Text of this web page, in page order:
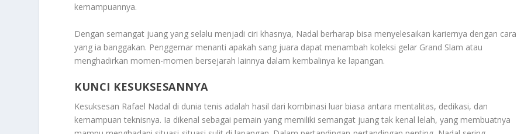
kemampuannya.
Dengan semangat juang yang selalu menjadi ciri khasnya, Nadal berharap bisa menyelesaikan kariernya dengan cara
yang ia banggakan. Penggemar menanti apakah sang juara dapat menambah koleksi gelar Grand Slam atau
menghadirkan momen-momen bersejarah lainnya dalam kembalinya ke lapangan.
KUNCI KESUKSESANNYA
Kesuksesan Rafael Nadal di dunia tenis adalah hasil dari kombinasi luar biasa antara mentalitas, dedikasi, dan
kemampuan teknisnya. Ia dikenal sebagai pemain yang memiliki semangat juang tak kenal lelah, yang membuatnya